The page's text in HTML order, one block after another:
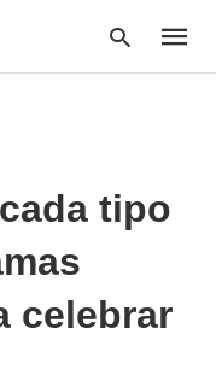
your
search
enter:
tipo
celebrar